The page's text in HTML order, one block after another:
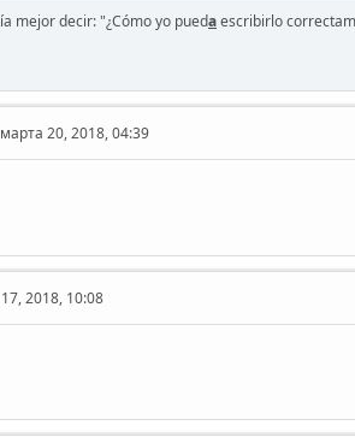
mejor decir: "¿Сómo yo puedaescribirlo
20, 2018, 04:39
2018, 10:08